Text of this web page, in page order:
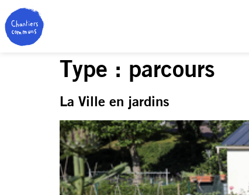
Type : parcours
La Ville en jardins